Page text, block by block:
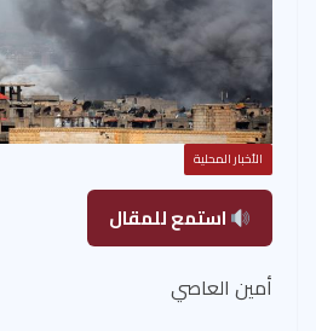
الأخبار المحلية
استمع للمقال
أمين العاصي